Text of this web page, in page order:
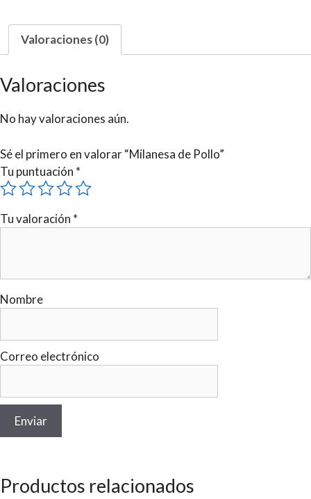
Valoraciones (0)
Valoraciones
No hay valoraciones aún.
Sé el primero en valorar “Milanesa de Pollo”
Tu puntuación *
Tu valoración *
Nombre
Correo electrónico
Productos relacionados